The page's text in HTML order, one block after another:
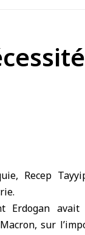
Recep
Erdogan avait
sur